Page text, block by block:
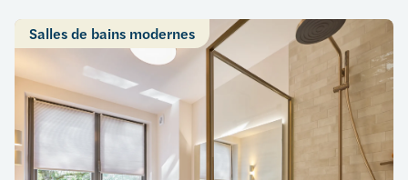
Salles de bains modernes